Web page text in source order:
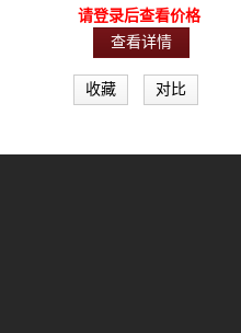
请登录后查看价格
查看详情
收藏 对比